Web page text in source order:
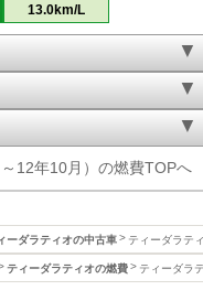
13.0km/L
12年10月）の燃費TOPへ
ーダラティオの中古車 ティーダラテ
ティーダラティオの燃費 ティーダラ